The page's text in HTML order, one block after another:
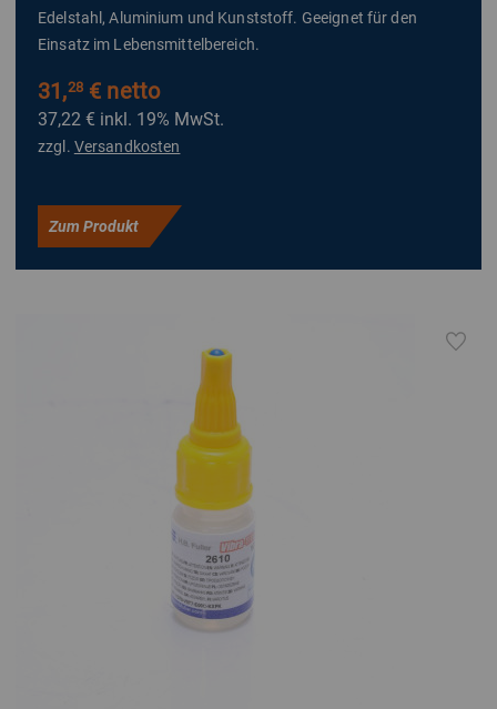
Edelstahl, Aluminium und Kunststoff. Geeignet für den
Einsatz im Lebensmittelbereich.
31,28€ netto
37,22 € inkl. 19% MwSt.
zzgl. Versandkosten
Zum Produkt